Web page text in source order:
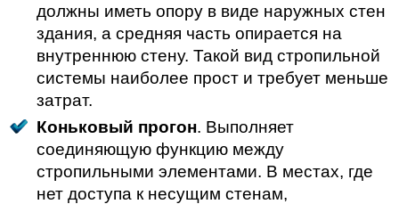
должны иметь опору в виде наружных стен
здания, а средняя часть опирается на
внутреннюю стену. Такой вид стропильной
системы наиболее прост и требует меньше
затрат.
Коньковый прогон. Выполняет
соединяющую функцию между
стропильными элементами. В местах, где
нет доступа к несущим стенам,